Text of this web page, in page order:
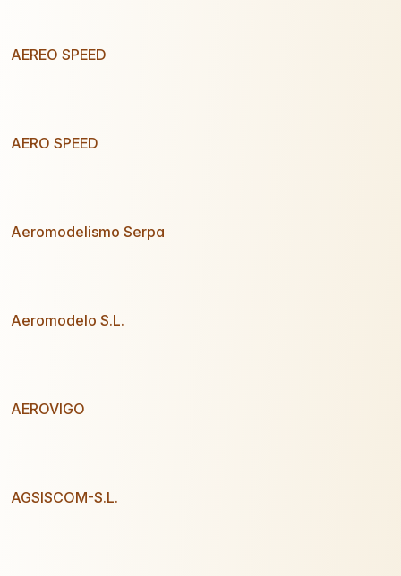
AEREO SPEED
AERO SPEED
Aeromodelismo Serpa
Aeromodelo S.L.
AEROVIGO
AGSISCOM-S.L.